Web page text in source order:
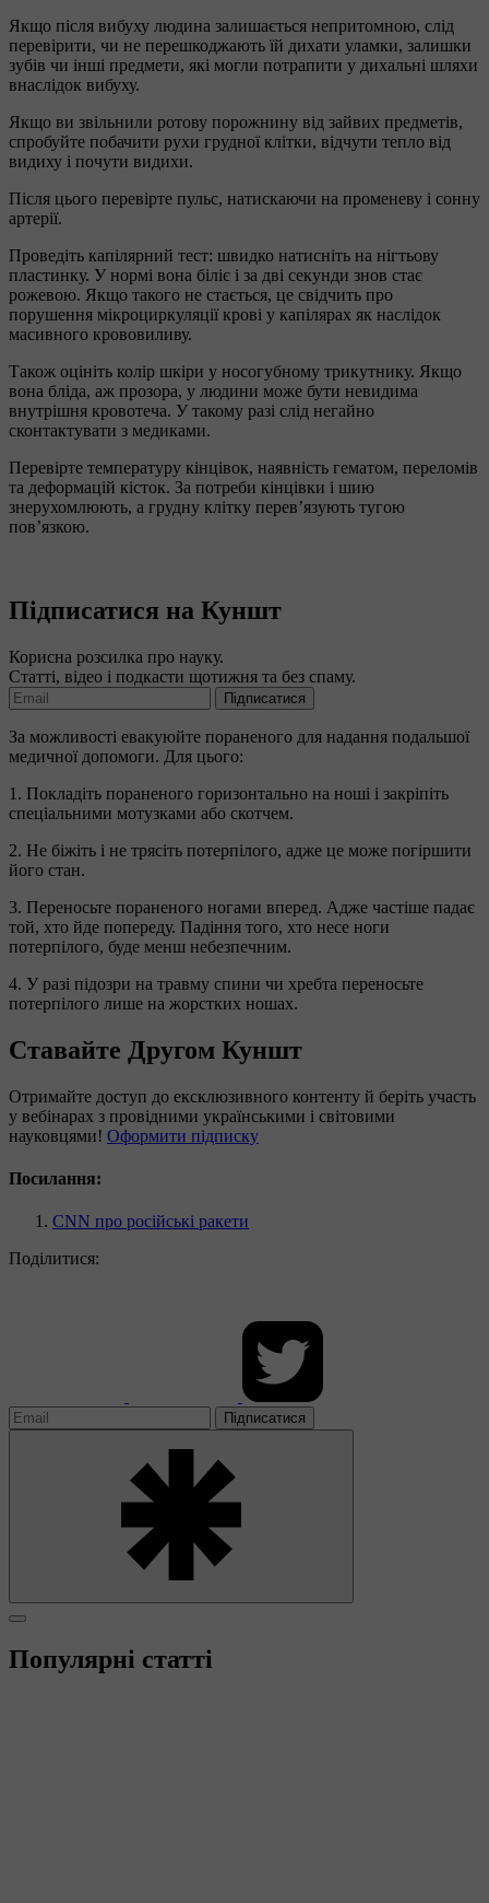
Якщо після вибуху людина залишається непритомною, слід
перевірити, чи не перешкоджають їй дихати уламки, залишки
зубів чи інші предмети, які могли потрапити у дихальні шляхи
внаслідок вибуху.
Якщо ви звільнили ротову порожнину від зайвих предметів,
спробуйте побачити рухи грудної клітки, відчути тепло від
видиху і почути видихи.
Після цього перевірте пульс, натискаючи на променеву і сонну
артерії.
Проведіть капілярний тест: швидко натисніть на нігтьову
пластинку. У нормі вона біліє і за дві секунди знов стає
рожевою. Якщо такого не стається, це свідчить про
порушення мікроциркуляції крові у капілярах як наслідок
масивного крововиливу.
Також оцініть колір шкіри у ноcогубному трикутнику. Якщо
вона бліда, аж прозора, у людини може бути невидима
внутрішня кровотеча. У такому разі слід негайно
сконтактувати з медиками.
Перевірте температуру кінцівок, наявність гематом, переломів
та деформацій кісток. За потреби кінцівки і шию
знерухомлюють, а грудну клітку перев’язують тугою
пов’язкою.
Підписатися на Куншт
Корисна розсилка про науку.
Статті, відео і подкасти щотижня та без спаму.
Підписатися
За можливості евакуюйте пораненого для надання подальшої
медичної допомоги. Для цього:
1. Покладіть пораненого горизонтально на ноші і закріпіть
спеціальними мотузками або скотчем.
2. Не біжіть і не трясіть потерпілого, адже це може погіршити
його стан.
3. Переносьте пораненого ногами вперед. Адже частіше падає
той, хто йде попереду. Падіння того, хто несе ноги
потерпілого, буде менш небезпечним.
4. У разі підозри на травму спини чи хребта переносьте
потерпілого лише на жорстких ношах.
Ставайте Другом Куншт
Отримайте доступ до ексклюзивного контенту й беріть участь
у вебінарах з провідними українськими і світовими
науковцями! Оформити підписку
Посилання:
CNN про російські ракети
Поділитися:
Підписатися
Популярні статті